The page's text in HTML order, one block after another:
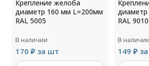
Крепление желоба
диаметр 160 мм L=200мм
RAL 5005
В наличии
170 ₽ за шт
RAL 9010
В наличии
149 ₽